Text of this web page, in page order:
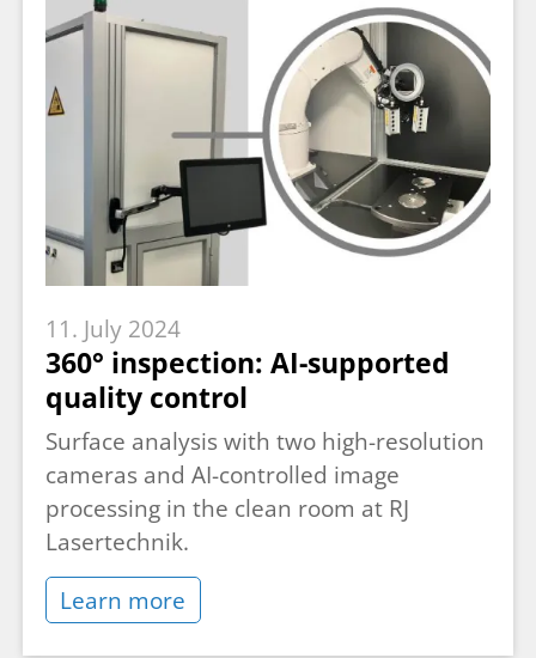
11. July 2024
360° inspection: AI-supported
quality control
Surface analysis with two high-resolution
cameras and AI-controlled image
processing in the clean room at RJ
Lasertechnik.
Learn more